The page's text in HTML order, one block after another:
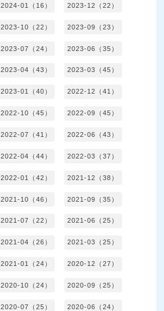
2024-01（16） 2023-12（22）
2023-10（22） 2023-09（23）
2023-07（24） 2023-06（35）
2023-04（43） 2023-03（45）
2023-01（40） 2022-12（41）
2022-10（45） 2022-09（45）
2022-07（41） 2022-06（43）
2022-04（44） 2022-03（37）
2022-01（42） 2021-12（38）
2021-10（46） 2021-09（35）
2021-07（22） 2021-06（25）
2021-04（26） 2021-03（25）
2021-01（24） 2020-12（27）
2020-10（24） 2020-09（25）
2020-07（25） 2020-06（24）